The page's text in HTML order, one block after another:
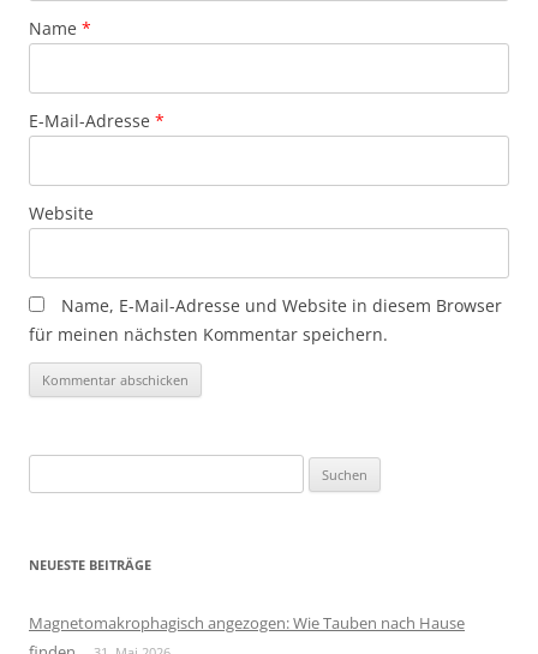
Name *
E-Mail-Adresse *
Website
Name, E-Mail-Adresse und Website in diesem Browser
für meinen nächsten Kommentar speichern.
nach:
NEUESTE BEITRÄGE
Magnetomakrophagisch angezogen: Wie Tauben nach Hause